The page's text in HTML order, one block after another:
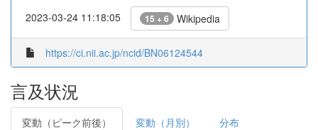
2023-03-24 11:18:05 15 + 6 Wikipedia
https://ci.nii.ac.jp/ncid/BN06124544
言及状況
変動（ピーク前後） 変動（月別） 分布